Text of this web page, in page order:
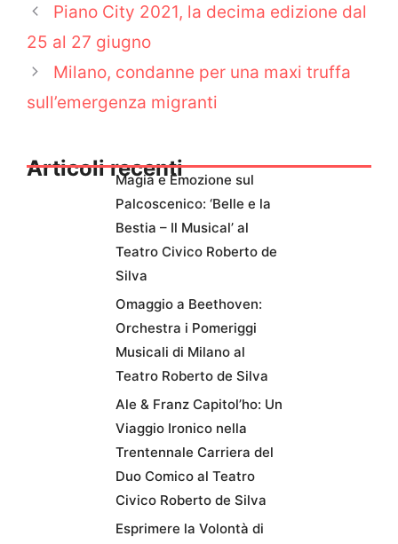
Piano City 2021, la decima edizione dal
25 al 27 giugno
Milano, condanne per una maxi truffa
sull’emergenza migranti
Articoli recentiMagia e Emozione sul
Palcoscenico: ‘Belle e la
Bestia – Il Musical’ al
Teatro Civico Roberto de
Silva
Omaggio a Beethoven:
Orchestra i Pomeriggi
Musicali di Milano al
Teatro Roberto de Silva
Ale & Franz Capitol’ho: Un
Viaggio Ironico nella
Trentennale Carriera del
Duo Comico al Teatro
Civico Roberto de Silva
Esprimere la Volontà di